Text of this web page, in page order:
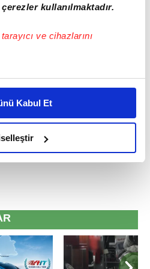
kullanılmaktadır.
ve cihazlarını
halinde sizlere özel
Bunu yaparken
bir reklam deneyimi sunmak
sunabilmek adına
ve bu noktada,
noktasında tek gelir
bu çerezlere izin vermedikleri
reklamlar
için İnternet
Kabul Et
FORUMU
FUTBOL TAKIMI